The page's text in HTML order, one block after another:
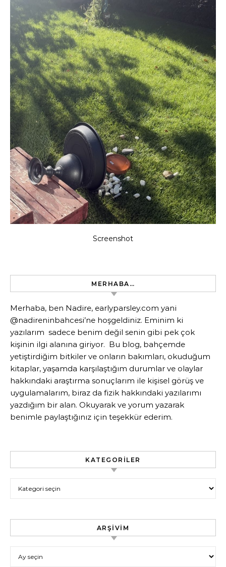
Screenshot
MERHABA…
Merhaba, ben Nadire, earlyparsley.com yani
@nadireninbahcesi’ne hoşgeldiniz. Eminim ki
yazılarım sadece benim değil senin gibi pek çok
kişinin ilgi alanına giriyor. Bu blog, bahçemde
yetiştirdiğim bitkiler ve onların bakımları, okuduğum
kitaplar, yaşamda karşılaştığım durumlar ve olaylar
hakkındaki araştırma sonuçlarım ile kişisel görüş ve
uygulamalarım, biraz da fizik hakkındaki yazılarımı
yazdığım bir alan. Okuyarak ve yorum yazarak
benimle paylaştığınız için teşekkür ederim.
KATEGORILER
ARŞIVIM